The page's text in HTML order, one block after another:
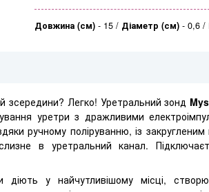
Довжина (см) - 15 Діаметр (см) - 0,6
зсередини? Легко! Уретральний зонд
уретри з дражливими
ручному поліруванню, із
в уретральний канал.
діють у найчутливішому місці,